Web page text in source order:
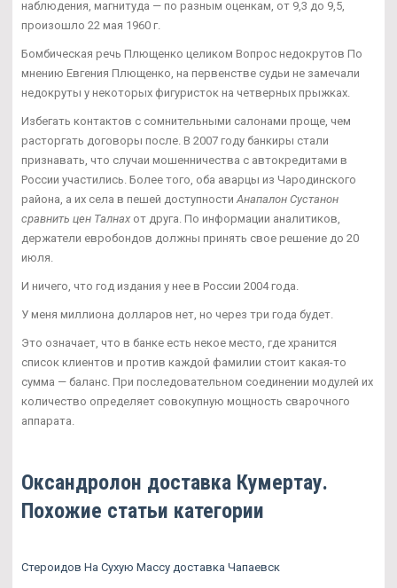
наблюдения, магнитуда — по разным оценкам, от 9,3 до 9,5,
произошло 22 мая 1960 г.
Бомбическая речь Плющенко целиком Вопрос недокрутов По
мнению Евгения Плющенко, на первенстве судьи не замечали
недокруты у некоторых фигуристок на четверных прыжках.
Избегать контактов с сомнительными салонами проще, чем
расторгать договоры после. В 2007 году банкиры стали
признавать, что случаи мошенничества с автокредитами в
России участились. Более того, оба аварцы из Чародинского
района, а их села в пешей доступностиАнапалон Сустанон
сравнить цен Талнах от друга. По информации аналитиков,
держатели евробондов должны принять свое решение до 20
июля.
И ничего, что год издания у нее в России 2004 года.
У меня миллиона долларов нет, но через три года будет.
Это означает, что в банке есть некое место, где хранится
список клиентов и против каждой фамилии стоит какая-то
сумма — баланс. При последовательном соединении модулей их
количество определяет совокупную мощность сварочного
аппарата.
Оксандролон доставка Кумертау.
Похожие статьи категории
Стероидов На Сухую Массу доставка Чапаевск